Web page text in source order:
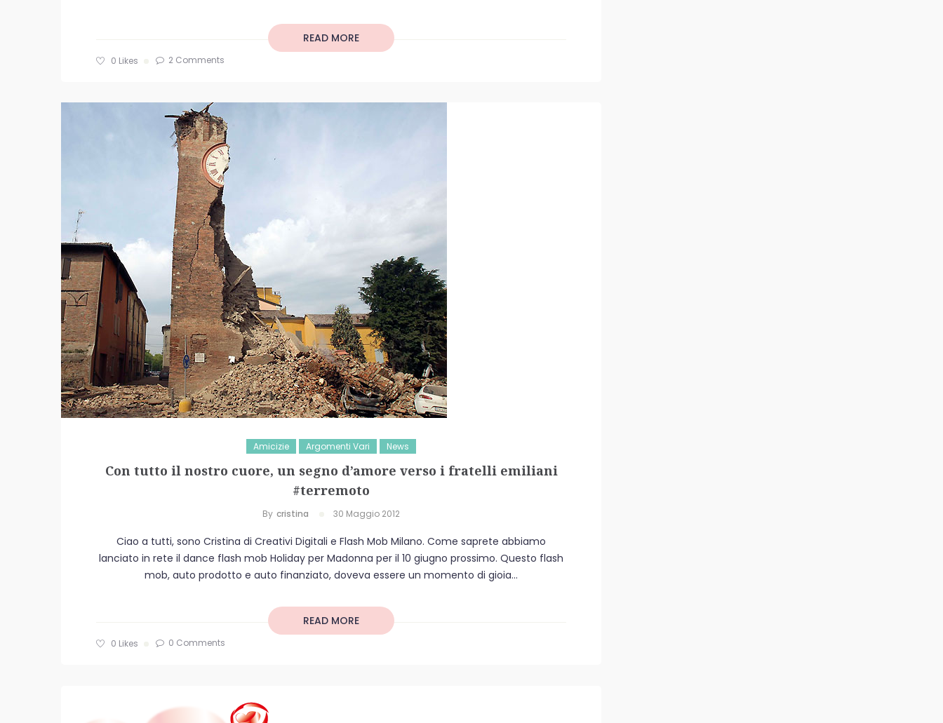
READ MORE
0 Likes 2 Comments
Amicizie Argomenti Vari News
Con tutto il nostro cuore, un segno d’amore verso i fratelli emiliani
#terremoto
By Cristina 30 Maggio 2012
Ciao a tutti, sono Cristina di Creativi Digitali e Flash Mob Milano. Come saprete abbiamo
lanciato in rete il dance flash mob Holiday per Madonna per il 10 giugno prossimo. Questo flash
mob, auto prodotto e auto finanziato, doveva essere un momento di gioia...
READ MORE
0 Likes 0 Comments